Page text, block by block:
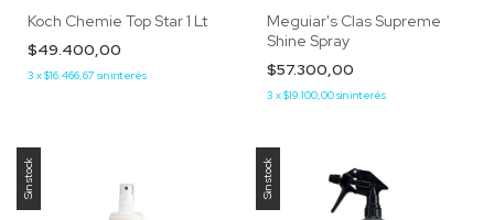
Koch Chemie Top Star 1 Lt
$49.400,00
3 x$16.466,67 sin interés
Meguiar's Clas Supreme
Shine Spray
$57.300,00
3 x$19.100,00sin interés
Sin stock Sin stock